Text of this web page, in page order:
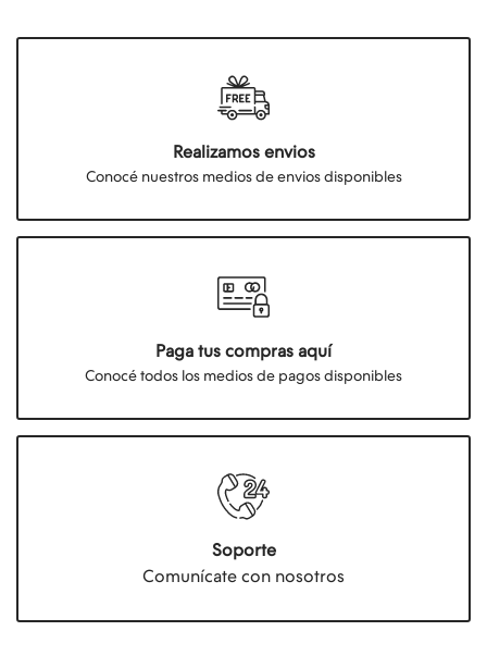
Realizamos envios
Conocé nuestros medios de envios disponibles
Paga tus compras aquí
Conocé todos los medios de pagos disponibles
Soporte
Comunícate con nosotros